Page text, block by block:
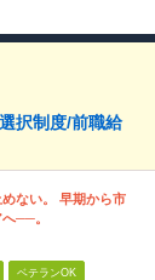
択制度/前職給
ない。 早期から市
──。
ベテランOK